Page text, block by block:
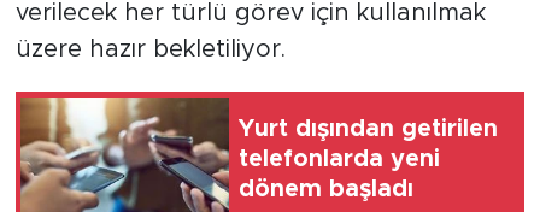
verilecek her türlü görev için kullanılmak
üzere hazır bekletiliyor.
Yurt dışından getirilen
telefonlarda yeni
dönem başladı